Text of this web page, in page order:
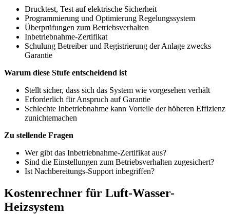
Drucktest, Test auf elektrische Sicherheit
Programmierung und Optimierung Regelungssystem
Überprüfungen zum Betriebsverhalten
Inbetriebnahme-Zertifikat
Schulung Betreiber und Registrierung der Anlage zwecks
Garantie
Warum diese Stufe entscheidend ist
Stellt sicher, dass sich das System wie vorgesehen verhält
Erforderlich für Anspruch auf Garantie
Schlechte Inbetriebnahme kann Vorteile der höheren Effizienz
zunichtemachen
Zu stellende Fragen
Wer gibt das Inbetriebnahme-Zertifikat aus?
Sind die Einstellungen zum Betriebsverhalten zugesichert?
Ist Nachbereitungs-Support inbegriffen?
Kostenrechner für Luft-Wasser-
Heizsystem